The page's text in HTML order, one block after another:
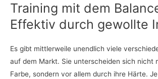
Training mit dem
Effektiv durch gewollte
Es gibt mittlerweile unendlich viele
auf dem Markt. Sie unterscheiden sich nicht
Farbe, sondern vor allem durch ihre Härte.